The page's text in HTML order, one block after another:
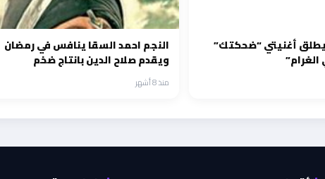
أغنيتي “ضحكتك”
النجم احمد السقا ينافس في رمضان
ويقدم صلاح الدين بانتاج ضخم
منذ 8 أشهر